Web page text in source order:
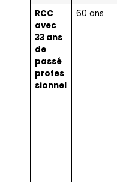
RCC
avec
33 ans
de
passé
profes
sionnel
60 ans